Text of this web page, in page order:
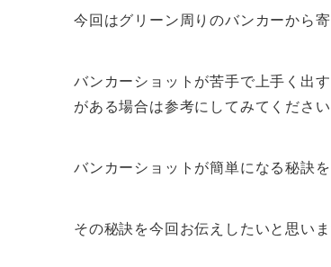
今回はグリーン周りのバンカーから
バンカーショットが苦手で上手く出
がある場合は参考にしてみてください
バンカーショットが簡単になる秘訣
その秘訣を今回お伝えしたいと思いま